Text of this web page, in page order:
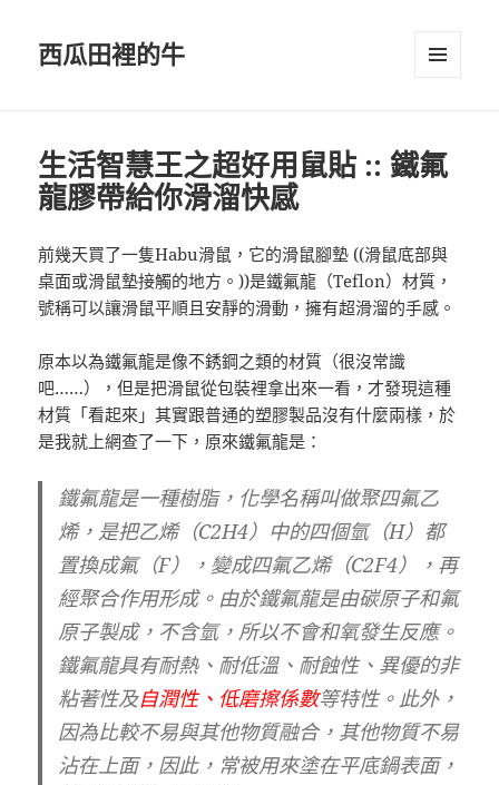
西瓜田裡的牛
生活智慧王之超好用鼠貼 :: 鐵氟
龍膠帶給你滑溜快感
前幾天買了一隻Habu滑鼠，它的滑鼠腳墊 ((滑鼠底部與
桌面或滑鼠墊接觸的地方。))是鐵氟龍（Teflon）材質，
號稱可以讓滑鼠平順且安靜的滑動，擁有超滑溜的手感。
原本以為鐵氟龍是像不銹鋼之類的材質（很沒常識
吧……），但是把滑鼠從包裝裡拿出來一看，才發現這種
材質「看起來」其實跟普通的塑膠製品沒有什麼兩樣，於
是我就上網查了一下，原來鐵氟龍是：
鐵氟龍是一種樹脂，化學名稱叫做聚四氟乙
烯，是把乙烯（C2H4）中的四個氫（H）都
置換成氟（F），變成四氟乙烯（C2F4），再
經聚合作用形成。由於鐵氟龍是由碳原子和氟
原子製成，不含氫，所以不會和氧發生反應。
鐵氟龍具有耐熱、耐低溫、耐蝕性、異優的非
粘著性及自潤性、低磨擦係數等特性。此外，
因為比較不易與其他物質融合，其他物質不易
沾在上面，因此，常被用來塗在平底鍋表面，